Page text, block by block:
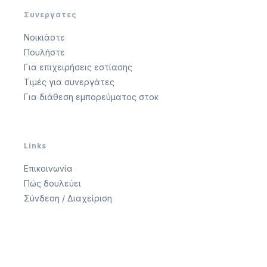
Συνεργάτες
Νοικιάστε
Πουλήστε
Για επιχειρήσεις εστίασης
Τιμές για συνεργάτες
Για διάθεση εμπορεύματος στοκ
Links
Επικοινωνία
Πώς δουλεύει
Σύνδεση / Διαχείριση